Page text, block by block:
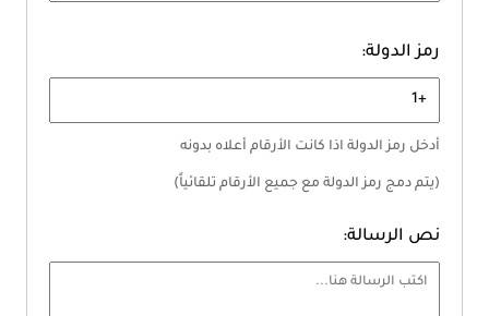
رمز الدولة:
أدخل رمز الدولة اذا كانت الأرقام أعلاه بدونه
(يتم دمج رمز الدولة مع جميع الأرقام تلقائياً)
نص الرسالة: